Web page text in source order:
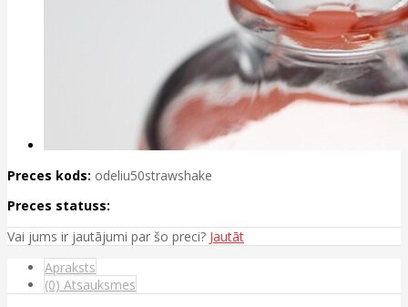
Preces kods: odeliu50strawshake
Preces statuss:
Vai jums ir jautājumi par šo preci? Jautāt
Apraksts
(0) Atsauksmes